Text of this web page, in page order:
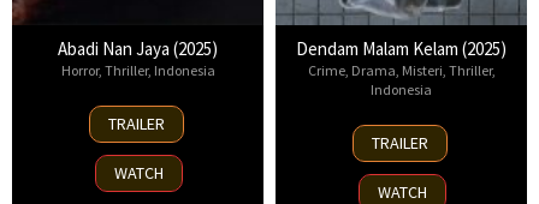
Abadi Nan Jaya (2025)
Horror, Thriller, Indonesia
22
Oct
2025
TRAILER
WATCH
Dendam Malam Kelam (2025)
Crime, Drama Misteri Thriller,
Indonesia
28
May
2025
TRAILER
WATCH